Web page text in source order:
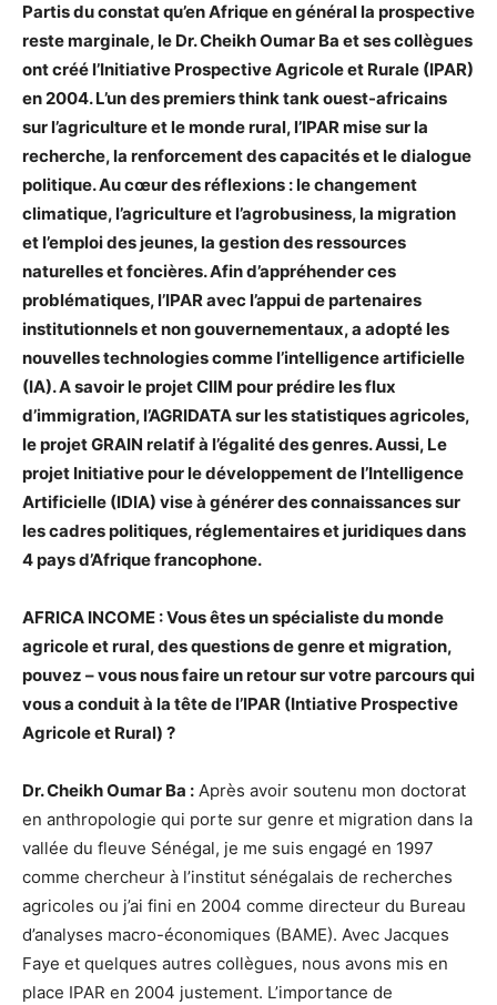
Partis du constat qu’en Afrique en général la prospective
reste marginale, le Dr. Cheikh Oumar Ba et ses collègues
ont créé l’Initiative Prospective Agricole et Rurale (IPAR)
en 2004. L’un des premiers think tank ouest-africains
sur l’agriculture et le monde rural, l’IPAR mise sur la
recherche, la renforcement des capacités et le dialogue
politique. Au cœur des réflexions : le changement
climatique, l’agriculture et l’agrobusiness, la migration
et l’emploi des jeunes, la gestion des ressources
naturelles et foncières. Afin d’appréhender ces
problématiques, l’IPAR avec l’appui de partenaires
institutionnels et non gouvernementaux, a adopté les
nouvelles technologies comme l’intelligence artificielle
(IA). A savoir le projet ClIM pour prédire les flux
d’immigration, l’AGRIDATA sur les statistiques agricoles,
le projet GRAIN relatif à l’égalité des genres. Aussi, Le
projet Initiative pour le développement de l’Intelligence
Artificielle (IDIA) vise à générer des connaissances sur
les cadres politiques, réglementaires et juridiques dans
4 pays d’Afrique francophone.
AFRICA INCOME : Vous êtes un spécialiste du monde
agricole et rural, des questions de genre et migration,
pouvez – vous nous faire un retour sur votre parcours qui
vous a conduit à la tête de l’IPAR (Intiative Prospective
Agricole et Rural) ?
Dr. Cheikh Oumar Ba : Après avoir soutenu mon doctorat
en anthropologie qui porte sur genre et migration dans la
vallée du fleuve Sénégal, je me suis engagé en 1997
comme chercheur à l’institut sénégalais de recherches
agricoles ou j’ai fini en 2004 comme directeur du Bureau
d’analyses macro-économiques (BAME). Avec Jacques
Faye et quelques autres collègues, nous avons mis en
place IPAR en 2004 justement. L’importance de